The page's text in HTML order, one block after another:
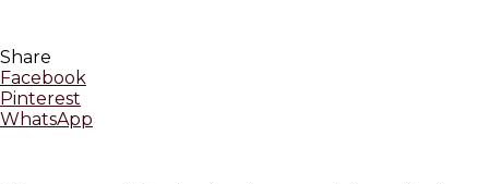
Share
Facebook
Pinterest
WhatsApp